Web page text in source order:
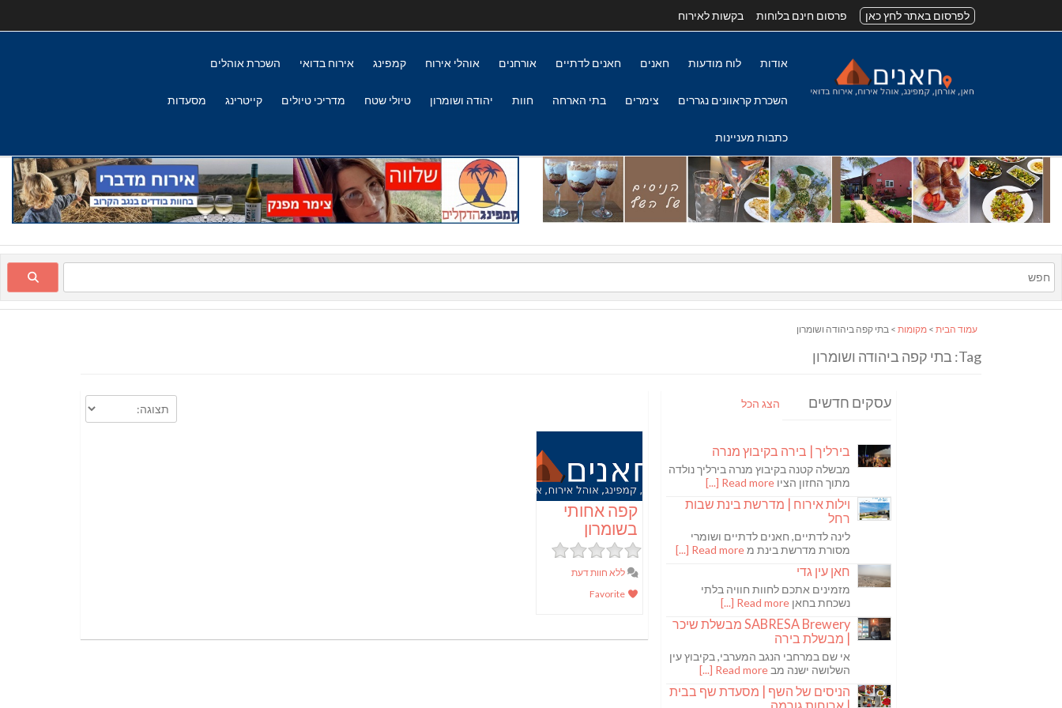
לפרסום באתר לחץ כאן פרסום חינם בלוחות בקשות לאירוח
אודות לוח מודעות חאנים חאנים לדתיים אורחנים אוהלי אירוח קמפינג אירוח בדואי השכרת אוהלים
השכרת קראוונים נגררים צימרים בתי הארחה חוות יהודה ושומרון טיולי שטח מדריכי טיולים קייטרינג מסעדות
כתבות מעניינות
עמוד הבית > מקומות > בתי קפה ביהודה ושומרון
Tag: בתי קפה ביהודה ושומרון
קפה אחותי
בשומרון
ללא חוות דעת
עסקים חדשים הצג הכל
בירליך | בירה בקיבוץ מנרה
מבשלה קטנה בקיבוץ מנרה בירליך נולדה
מתוך החזון הציו Read more [...]
וילות אירוח | מדרשת בינת שבות
רחל
לינה לדתיים, חאנים לדתיים ושומרי
מסורת מדרשת בינת מRead more [...]
חאן עין גדי
מזמינים אתכם לחוות חוויה בלתי
נשכחת בחאן Read more [...]
SABRESA Brewery מבשלת שיכר
| מבשלת בירה
אי שם במרחבי הנגב המערבי, בקיבוץ עין
השלושה ישנה מב Read more [...]
הניסים של השף | מסעדת שף בבית